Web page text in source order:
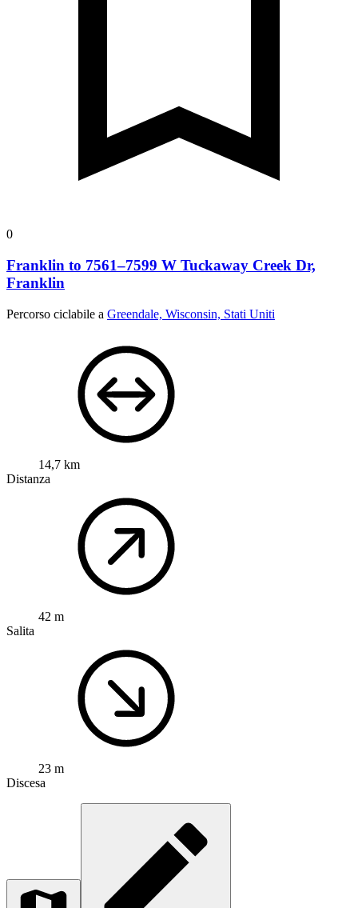
0
Franklin to 7561–7599 W Tuckaway Creek Dr,
Franklin
Percorso ciclabile a Greendale, Wisconsin, Stati Uniti
14,7 km
Distanza
42 m
Salita
23 m
Discesa